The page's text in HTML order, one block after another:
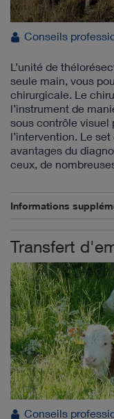
Conseils
L’unité de
seule main, vous
chirurgicale. Le
l’instrument de
sous contrôle visuel
l’intervention. Le
avantages du
ceux, de
Informations
Transfert
Conseils